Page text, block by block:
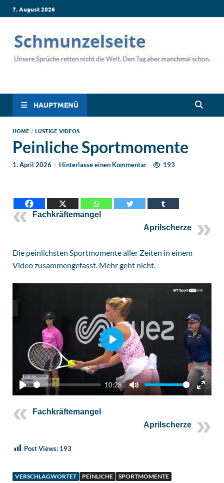
7. August 2026
Schmunzelseite –
Coole lustige Sprüche
für intensives
Schmunzeln
für jede Situation: Leben, Job, Liebe, Geburtstag & mehr. Lachen
ist hier garantiert!
HAUPTMENÜ
HOME /LUSTIGE VIDEOS
Peinliche Sportmomente
1. April 2026 - Hinterlasse einen Kommentar 193
Fachkräftemangel
Aprilscherze
Die peinlichsten Sportmomente aller Zeiten in einem
Video zusammengefasst. Mehr geht nicht.
P
L
10:28
M
E
T
P
L
A
Fachkräftemangel
Aprilscherze
Post Views: 193
VERSCHLAGWORTET PEINLICHE SPORTMOMENTE